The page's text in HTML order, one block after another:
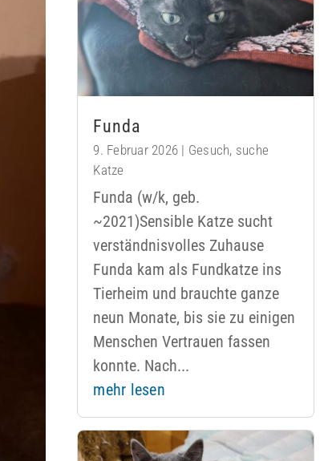
Funda
9. Februar 2026 | Gesuch, suche
Katze
Funda (w/k, geb.
~2021)Sensible Katze sucht
verständnisvolles Zuhause
Funda kam als Fundkatze ins
Tierheim und brauchte ganze
neun Monate, bis sie zu einigen
Menschen Vertrauen fassen
konnte. Nach...
mehr lesen